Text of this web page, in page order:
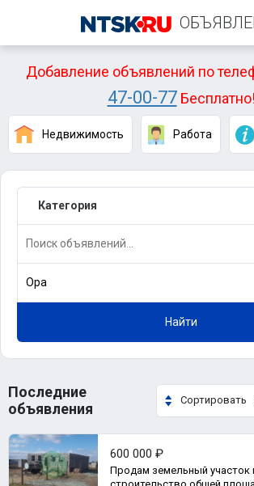
Добавление объявлений по
47-00-77Бесплатно!
Недвижимость Работа
Категория
Ора
Найти
Последние
объявления
Сортировать
600 000 ₽
Продам земельный участок